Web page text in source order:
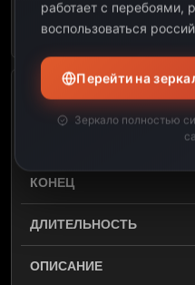
работает с перебоями,
воспользоваться
Перейти на
Зеркало полностью